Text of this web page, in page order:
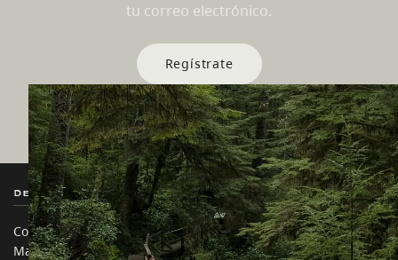
tu correo electrónico.
Regístrate
Destination BC
Contáctanos
Mapa del sitio
Nuestros Sitios
Industria de Viajes
Medios